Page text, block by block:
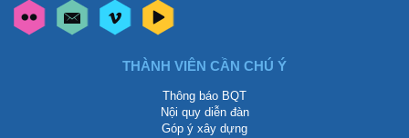
THÀNH VIÊN CẦN CHÚ Ý
Thông báo BQT
Nội quy diễn đàn
Góp ý xây dựng